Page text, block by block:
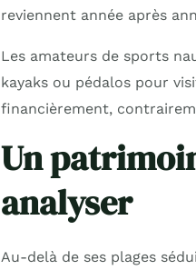
reviennent année après
Les amateurs de sports
kayaks ou pédalos pour
financièrement,
Un
analyser
Au-delà de ses plages